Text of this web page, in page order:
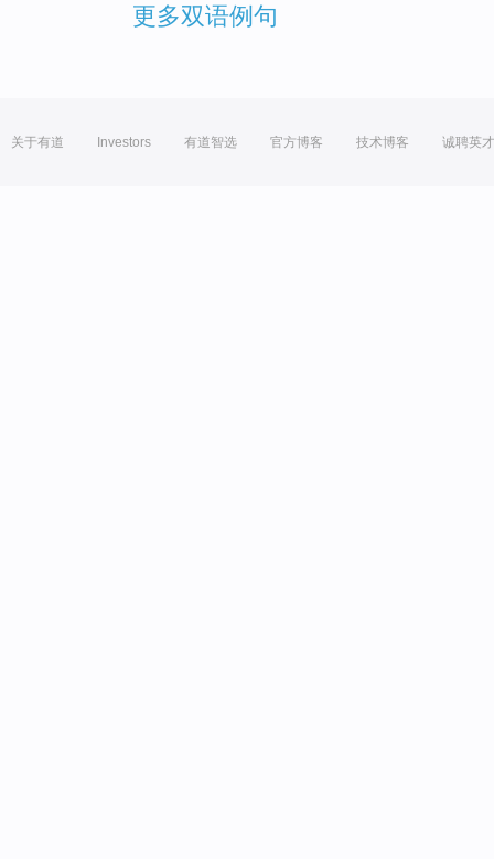
更多双语例句
关于有道 Investors 有道智选 官方博客 技术博客 诚聘英才